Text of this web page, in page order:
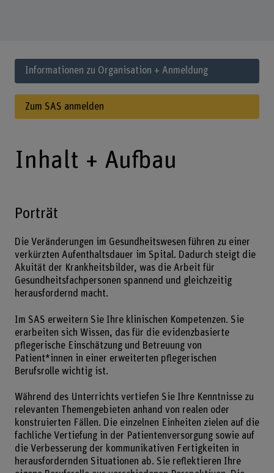
Informationen zu Organisation + Anmeldung
Zum SAS anmelden
Inhalt + Aufbau
Porträt
Die Veränderungen im Gesundheitswesen führen zu einer
verkürzten Aufenthaltsdauer im Spital. Dadurch steigt die
Akuität der Krankheitsbilder, was die Arbeit für
Gesundheitsfachpersonen spannend und gleichzeitig
herausfordernd macht.
Im SAS erweitern Sie Ihre klinischen Kompetenzen. Sie
erarbeiten sich Wissen, das für die evidenzbasierte
pflegerische Einschätzung und Betreuung von
Patient*innen in einer erweiterten pflegerischen
Berufsrolle wichtig ist.
Während des Unterrichts vertiefen Sie Ihre Kenntnisse zu
relevanten Themengebieten anhand von realen oder
konstruierten Fällen. Die einzelnen Einheiten zielen auf die
fachliche Vertiefung in der Patientenversorgung sowie auf
die Verbesserung der kommunikativen Fertigkeiten in
herausfordernden Situationen ab. Sie reflektieren Ihre